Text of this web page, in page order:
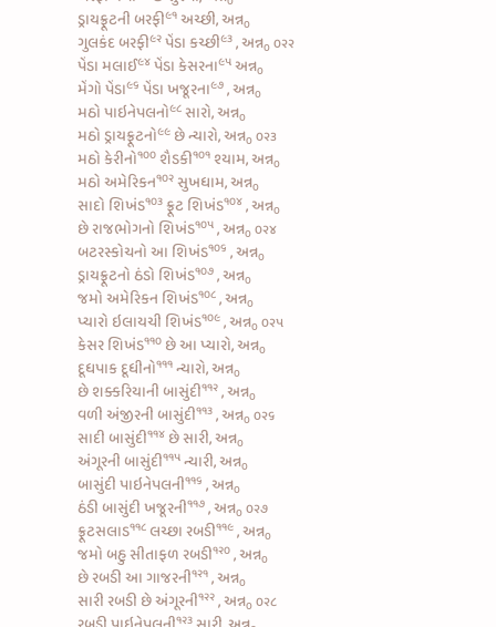
ડ્રાયફ્રૂટની બરફી૯૧ અચ્છી, અન્ન૦
ગુલકંદ બરફી૯૨ પેંડા કચ્છી૯૩ , અન્ન૦ ૦૨૨
પેંડા મલાઈ૯૪ પેંડા કેસરના૯૫ અન્ન૦
મેંગો પેંડા૯૬ પેંડા ખજૂરના૯૭ , અન્ન૦
મઠો પાઇનેપલનો૯૮ સારો, અન્ન૦
મઠો ડ્રાયફ્રૂટનો૯૯ છે ન્યારો, અન્ન૦ ૦૨૩
મઠો કેરીનો૧૦૦ શૈડકી૧૦૧ શ્યામ, અન્ન૦
મઠો અમેરિકન૧૦૨ સુખધામ, અન્ન૦
સાદો શિખંડ૧૦૩ ફ્રૂટ શિખંડ૧૦૪ , અન્ન૦
છેરાજભોગનો શિખંડ૧૦૫ , અન્ન૦ ૦૨૪
બટરસ્કોચનો આ શિખંડ૧૦૬ , અન્ન૦
ડ્રાયફ્રૂટનો ઠંડો શિખંડ૧૦૭ , અન્ન૦
જમોઅમેરિકન શિખંડ૧૦૮ , અન્ન૦
પ્યારો ઇલાયચી શિખંડ૧૦૯ , અન્ન૦ ૦૨૫
કેસર શિખંડ૧૧૦ છે આ પ્યારો, અન્ન૦
દૂધપાક દૂધીનો૧૧૧ ન્યારો, અન્ન૦
છેશક્કરિયાની બાસુંદી૧૧૨ , અન્ન૦
વળીઅંજીરની બાસુંદી૧૧૩ , અન્ન૦ ૦૨૬
સાદી બાસુંદી૧૧૪ છે સારી, અન્ન૦
અંગૂરની બાસુંદી૧૧૫ ન્યારી, અન્ન૦
બાસુંદી પાઇનેપલની૧૧૬ , અન્ન૦
ઠંડી બાસુંદી ખજૂરની૧૧૭ , અન્ન૦ ૦૨૭
ફ્રૂટસલાડ૧૧૮ લચ્છા રબડી૧૧૯ , અન્ન૦
જમો બહુસીતાફળ રબડી૧૨૦ , અન્ન૦
છેરબડી આ ગાજરની૧૨૧ , અન્ન૦
સારીરબડી છે અંગૂરની૧૨૨ , અન્ન૦ ૦૨૮
૧૨૩